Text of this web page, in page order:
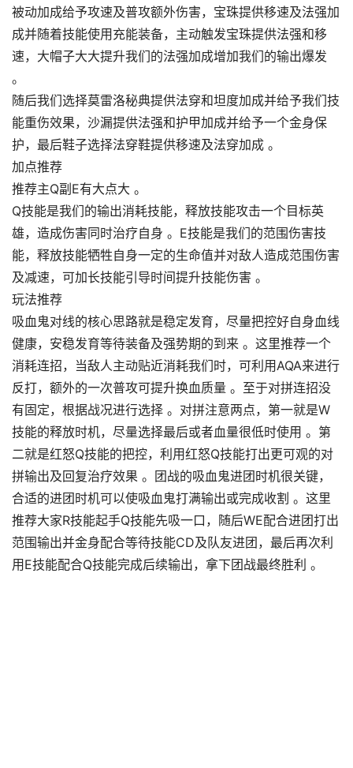
被动加成给予攻速及普攻额外伤害，宝珠提供移速及法强加
成并随着技能使用充能装备，主动触发宝珠提供法强和移
速，大帽子大大提升我们的法强加成增加我们的输出爆发
。
随后我们选择莫雷洛秘典提供法穿和坦度加成并给予我们技
能重伤效果，沙漏提供法强和护甲加成并给予一个金身保
护，最后鞋子选择法穿鞋提供移速及法穿加成 。
加点推荐
推荐主Q副E有大点大 。
Q技能是我们的输出消耗技能，释放技能攻击一个目标英
雄，造成伤害同时治疗自身 。E技能是我们的范围伤害技
能，释放技能牺牲自身一定的生命值并对敌人造成范围伤害
及减速，可加长技能引导时间提升技能伤害 。
玩法推荐
吸血鬼对线的核心思路就是稳定发育，尽量把控好自身血线
健康，安稳发育等待装备及强势期的到来 。这里推荐一个
消耗连招，当敌人主动贴近消耗我们时，可利用AQA来进行
反打，额外的一次普攻可提升换血质量 。至于对拼连招没
有固定，根据战况进行选择 。对拼注意两点，第一就是W
技能的释放时机，尽量选择最后或者血量很低时使用 。第
二就是红怒Q技能的把控，利用红怒Q技能打出更可观的对
拼输出及回复治疗效果 。团战的吸血鬼进团时机很关键，
合适的进团时机可以使吸血鬼打满输出或完成收割 。这里
推荐大家R技能起手Q技能先吸一口，随后WE配合进团打出
范围输出并金身配合等待技能CD及队友进团，最后再次利
用E技能配合Q技能完成后续输出，拿下团战最终胜利 。